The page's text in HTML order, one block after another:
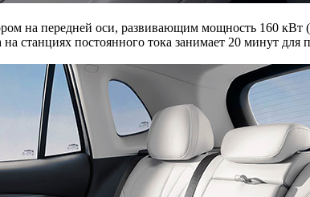
на передней оси, развивающим мощность 160 кВт
станциях постоянного тока занимает 20 минут для